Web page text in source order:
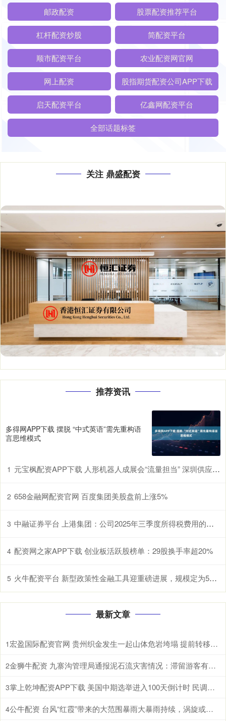
邮政配资 股票配资推荐平台
杠杆配资炒股 简配资平台
顺市配资平台 农业配资网官网
网上配资 股指期货配资公司APP下载
启天配资平台 亿鑫网配资平台
全部话题标签
关注 鼎盛配资
推荐资讯
多得网APP下载 摆脱 “中式英语”需先重构语
言思维模式
1 元宝枫配资APP下载 人形机器人成展会“流量担当” 深圳供应链赋能具身智能产业升级
2 658金融网配资官网 百度集团美股盘前上涨5%
3 中融证券平台 上港集团：公司2025年三季度所得税费用的增长主要是公司的盈利增长
4 配资网之家APP下载 创业板活跃股榜单：29股换手率超20%
5 火牛配资平台 新型政策性金融工具迎重磅进展，规模定为5000亿，专家称可撬动投资10倍以上
最新文章
1 宏盈国际配资官网 贵州织金发生一起山体危岩垮塌 提前转移未造成人员伤亡
2 金狮牛配资 九寨沟管理局通报泥石流灾害情况：滞留游客有序撤离，无人员伤亡
3 掌上乾坤配资APP下载 美国中期选举进入100天倒计时 民调显示特朗普支持率处于低位
4 公牛配资 台风“红霞”带来的大范围暴雨大暴雨持续，涡旋或在陆地维持较长时间，强降雨北上